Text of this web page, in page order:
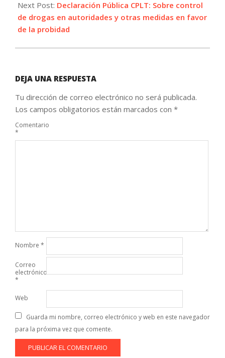
Next Post: Declaración Pública CPLT: Sobre control
de drogas en autoridades y otras medidas en favor
de la probidad
DEJA UNA RESPUESTA
Tu dirección de correo electrónico no será publicada.
Los campos obligatorios están marcados con *
Comentario
*
Nombre *
Correo
electrónico
*
Web
Guarda mi nombre, correo electrónico y web en este navegador
para la próxima vez que comente.